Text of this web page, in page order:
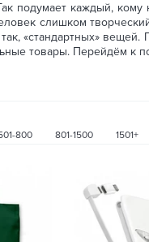
подумает каждый,
слишком
«стандартных»
товары. Перейдём к
800 801-1500 1501+